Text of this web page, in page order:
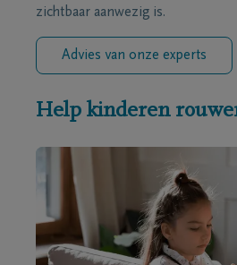
zichtbaar aanwezig is.
Advies van onze experts
Help kinderen